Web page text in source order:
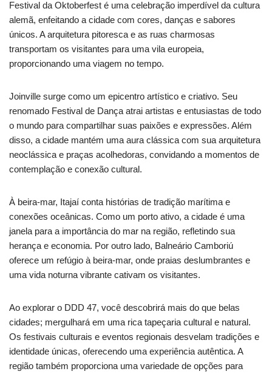
Festival da Oktoberfest é uma celebração imperdível da cultura
alemã, enfeitando a cidade com cores, danças e sabores
únicos. A arquitetura pitoresca e as ruas charmosas
transportam os visitantes para uma vila europeia,
proporcionando uma viagem no tempo.
Joinville surge como um epicentro artístico e criativo. Seu
renomado Festival de Dança atrai artistas e entusiastas de todo
o mundo para compartilhar suas paixões e expressões. Além
disso, a cidade mantém uma aura clássica com sua arquitetura
neoclássica e praças acolhedoras, convidando a momentos de
contemplação e conexão cultural.
À beira-mar, Itajaí conta histórias de tradição marítima e
conexões oceânicas. Como um porto ativo, a cidade é uma
janela para a importância do mar na região, refletindo sua
herança e economia. Por outro lado, Balneário Camboriú
oferece um refúgio à beira-mar, onde praias deslumbrantes e
uma vida noturna vibrante cativam os visitantes.
Ao explorar o DDD 47, você descobrirá mais do que belas
cidades; mergulhará em uma rica tapeçaria cultural e natural.
Os festivais culturais e eventos regionais desvelam tradições e
identidade únicas, oferecendo uma experiência autêntica. A
região também proporciona uma variedade de opções para